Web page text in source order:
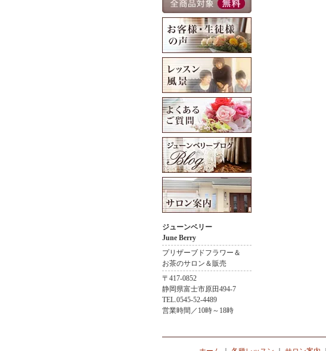
ジューンベリー
June Berry
プリザーブドフラワー＆
お茶のサロン＆販売
〒417-0852
静岡県富士市原田494-7
TEL.0545-52-4489
営業時間／10時～18時